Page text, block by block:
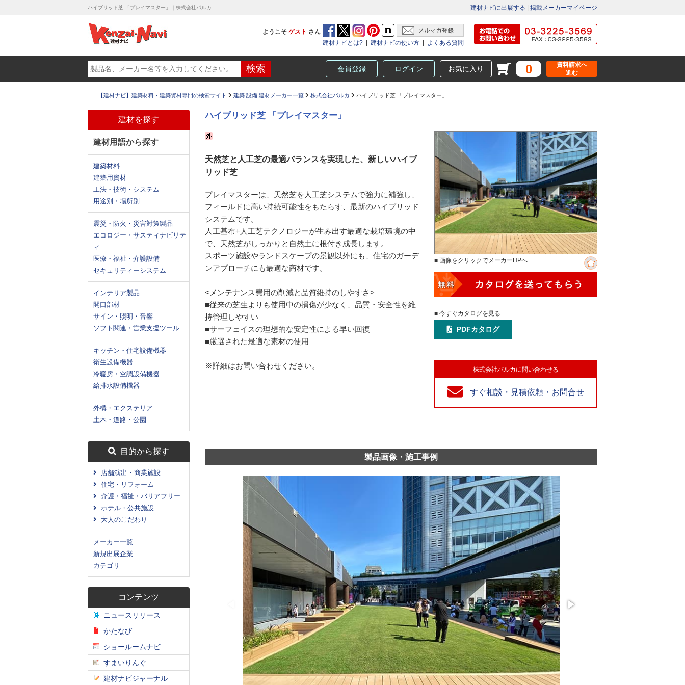
ハイブリッド芝 「プレイマスター」｜株式会社パルカ 建材ナビに出展する 掲載メーカーマイページ
ようこそ ゲスト さん
建材ナビとは?
建材ナビの使い方 よくある質問
会員登録 ログイン お気に入り 0
資料請求へ
進む
【建材ナビ】建築材料・建築資材専門の検索サイト 建築 設備 建材メーカー一覧 株式会社パルカ ハイブリッド芝 「プレイマスター」
建材を探す
建材用語から探す
建築材料
建築用資材
工法・技術・システム
用途別・場所別
震災・防火・災害対策製品
エコロジー・サスティナビリテ
ィ
医療・福祉・介護設備
セキュリティーシステム
インテリア製品
開口部材
サイン・照明・音響
ソフト関連・営業支援ツール
キッチン・住宅設備機器
衛生設備機器
冷暖房・空調設備機器
給排水設備機器
外構・エクステリア
土木・道路・公園
目的から探す
店舗演出・商業施設
住宅・リフォーム
介護・福祉・バリアフリー
ホテル・公共施設
大人のこだわり
メーカー一覧
新規出展企業
カテゴリ
コンテンツ
ニュースリリース
かたなび
ショールームナビ
すまいりんぐ
建材ナビジャーナル
ハイブリッド芝 「プレイマスター」
天然芝と人工芝の最適バランスを実現した、新しいハイブ
リッド芝
プレイマスターは、天然芝を人工芝システムで強力に補強し、
フィールドに高い持続可能性をもたらす、最新のハイブリッド
システムです。
人工基布+人工芝テクノロジーが生み出す最適な栽培環境の中
で、天然芝がしっかりと自然土に根付き成長します。
スポーツ施設やランドスケープの景観以外にも、住宅のガーデ
ンアプローチにも最適な商材です。
<メンテナンス費用の削減と品質維持のしやすさ>
■従来の芝生よりも使用中の損傷が少なく、品質・安全性を維
持管理しやすい
■サーフェイスの理想的な安定性による早い回復
■厳選された最適な素材の使用
※詳細はお問い合わせください。
■ 画像をクリックでメーカーHPへ
■ 今すぐカタログを見る
PDFカタログ
株式会社パルカに問い合わせる
すぐ相談・見積依頼・お問合せ
製品画像・施工事例